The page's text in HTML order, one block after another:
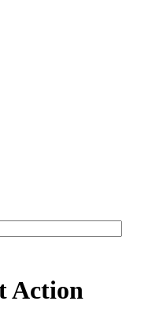
Action